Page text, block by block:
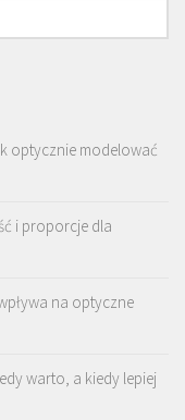
optycznie modelować
i proporcje dla
na optyczne
warto, a kiedy lepiej